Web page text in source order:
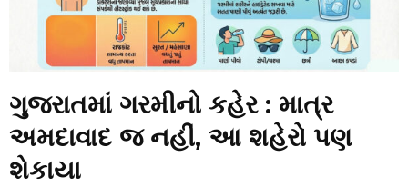
ગુજરાતમાં ગરમીનો કહેર : માત્ર
અમદાવાદ જ નહીં, આ શહેરો પણ
શેકાયા